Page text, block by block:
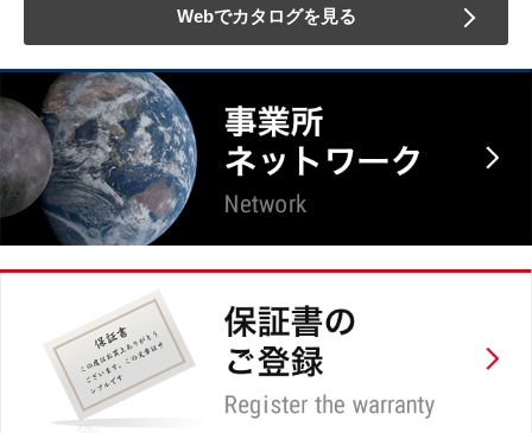
Webでカタログを見る